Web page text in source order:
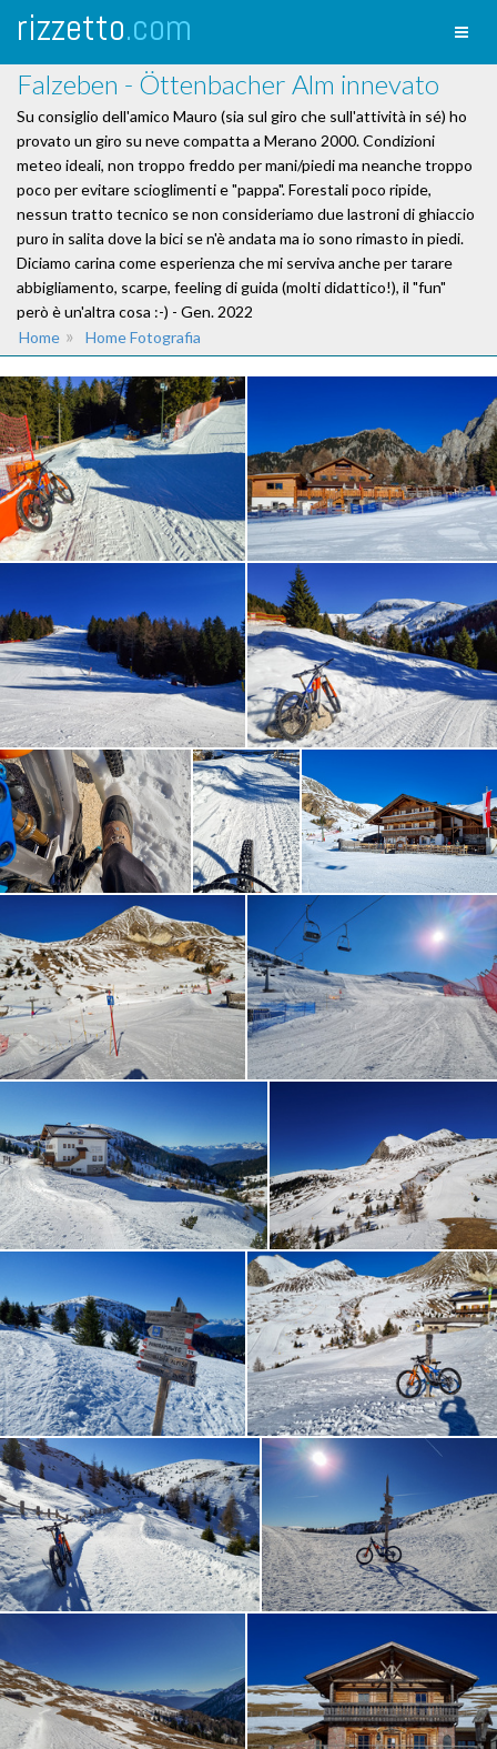
rizzetto.com
Falzeben - Öttenbacher Alm innevato
Su consiglio dell'amico Mauro (sia sul giro che sull'attività in sé) ho
provato un giro su neve compatta a Merano 2000. Condizioni
meteo ideali, non troppo freddo per mani/piedi ma neanche troppo
poco per evitare scioglimenti e "pappa". Forestali poco ripide,
nessun tratto tecnico se non consideriamo due lastroni di ghiaccio
puro in salita dove la bici se n'è andata ma io sono rimasto in piedi.
Diciamo carina come esperienza che mi serviva anche per tarare
abbigliamento, scarpe, feeling di guida (molti didattico!), il "fun"
però è un'altra cosa :-) - Gen. 2022
Home » Home Fotografia